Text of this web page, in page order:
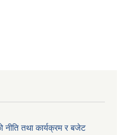
नीति तथा कार्यक्रम र बजेट